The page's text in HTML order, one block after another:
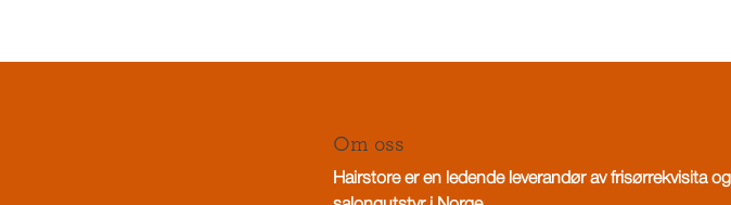
Om oss
Hairstore er en ledende leverandør av frisørrekvisita og